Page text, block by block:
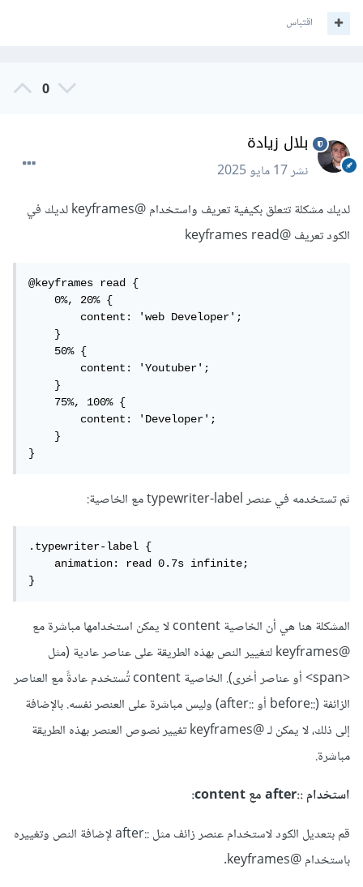
اقتباس
0
بلال زيادة
نشر17 مايو 2025
لديك مشكلة تتعلق بكيفية تعريف واستخدام @keyframes لديك في
الكود تعريف @keyframes read
@keyframes read {
    0%, 20% {
        content: 'web Developer';
    }
    50% {
        content: 'Youtuber';
    }
    75%, 100% {
        content: 'Developer';
    }
}
ثم تستخدمه في عنصر typewriter-label مع الخاصية:
.typewriter-label {
    animation: read 0.7s infinite;
}
المشكلة هنا هي أن الخاصية content لا يمكن استخدامها مباشرة مع
@keyframes لتغيير النص بهذه الطريقة على عناصر عادية (مثل
<span> أو عناصر أخرى). الخاصية content تُستخدم عادةً مع العناصر
الزائفة (::before أو ::after) وليس مباشرة على العنصر نفسه. بالإضافة
إلى ذلك، لا يمكن لـ @keyframes تغيير نصوص العنصر بهذه الطريقة
مباشرة.
استخدام ::after مع content:
قم بتعديل الكود لاستخدام عنصر زائف مثل ::after لإضافة النص وتغييره
باستخدام @keyframes.